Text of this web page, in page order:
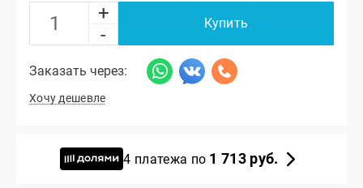
+
-
Купить
Заказать через:
Хочу дешевле
4 платежа по 1 713 руб.